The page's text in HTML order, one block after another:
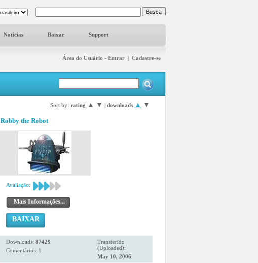
Notícias Baixar Support
Área do Usuário - Entrar | Cadastre-se
Sort by: rating ▲ ▼ | downloads ▲ ▼
Robby the Robot
Avaliação:
Mais Informações...
BAIXAR
Downloads: 87429
Comentários: 1
Transferido
(Uploaded):
May 10, 2006